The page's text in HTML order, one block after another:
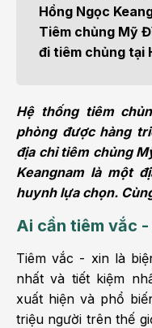
Hồng Ngọc
Tiêm chủng Mỹ
đi tiêm chủng tại
Hệ thống tiêm
phòng được hàng
địa chỉ tiêm chủng
Keangnam là một
huynh lựa chọn.
Ai cần tiêm vắc -
Tiêm vắc - xin là
nhất và tiết kiệm
xuất hiện và phổ
triệu người trên thế